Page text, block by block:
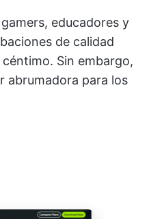
educadores y
de calidad
Sin embargo,
abrumadora para los